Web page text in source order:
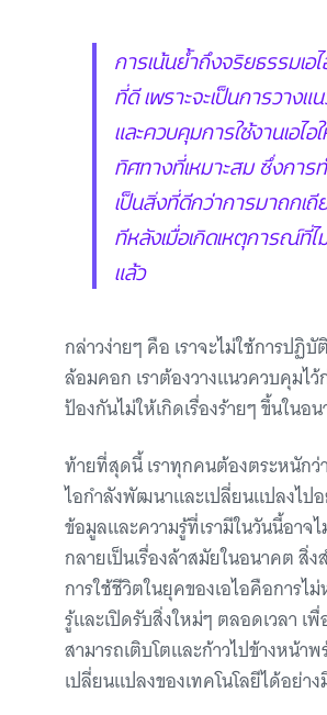
การเน้นย้ำถึงจริยธรรมเอไ
ที่ดี เพราะจะเป็นการวางแ
และควบคุมการใช้งานเอไอ
ทิศทางที่เหมาะสม ซึ่งการ
เป็นสิ่งที่ดีกว่าการมาถกเ
ทีหลังเมื่อเกิดเหตุการณ์ที่ไ
แล้ว
กล่าวง่ายๆ คือ เราจะไม่ใช้การปฏิ
ล้อมคอก เราต้องวางแนวควบคุมไ
ป้องกันไม่ให้เกิดเรื่องร้ายๆ ขึ้นในอ
ท้ายที่สุดนี้ เราทุกคนต้องตระหนักว่
ไอกำลังพัฒนาและเปลี่ยนแปลงไปอ
ข้อมูลและความรู้ที่เรามีในวันนี้อาจ
กลายเป็นเรื่องล้าสมัยในอนาคต สิ่
การใช้ชีวิตในยุคของเอไอคือการไ
รู้และเปิดรับสิ่งใหม่ๆ ตลอดเวลา เพื่
สามารถเติบโตและก้าวไปข้างหน้า
เปลี่ยนแปลงของเทคโนโลยีได้อย่า